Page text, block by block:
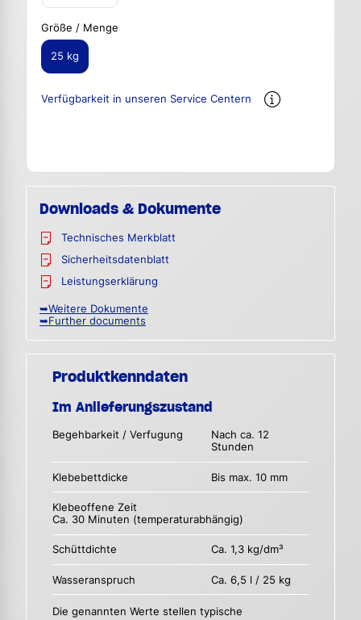
Größe / Menge
25 kg
Verfügbarkeit in unseren Service Centern
Downloads & Dokumente
Technisches Merkblatt
Sicherheitsdatenblatt
Leistungserklärung
➥Weitere Dokumente
➥Further documents
Produktkenndaten
Im Anlieferungszustand
Begehbarkeit / Verfugung
Nach ca. 12
Stunden
Klebebettdicke Bis max. 10 mm
Klebeoffene Zeit
Ca. 30 Minuten (temperaturabhängig)
Schüttdichte Ca. 1,3 kg/dm³
Wasseranspruch Ca. 6,5 l / 25 kg
Die genannten Werte stellen typische